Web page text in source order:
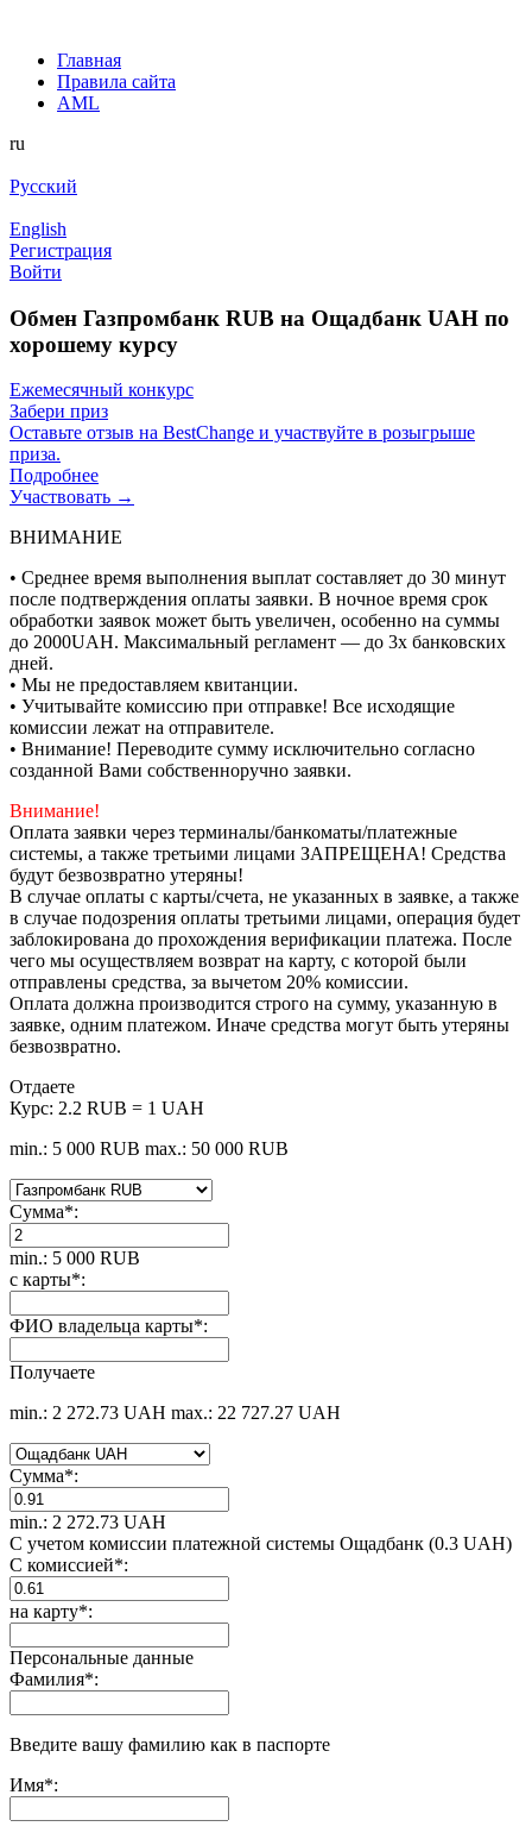
Главная
Правила сайта
AML
ru
Русский
English
Регистрация
Войти
Обмен Газпромбанк RUB на Ощадбанк UAH по
хорошему курсу
Ежемесячный конкурс
Забери приз
Оставьте отзыв на BestChange и участвуйте в розыгрыше
приза.
Подробнее
Участвовать →
ВНИМАНИЕ
• Среднее время выполнения выплат составляет до 30 минут
после подтверждения оплаты заявки. В ночное время срок
обработки заявок может быть увеличен, особенно на суммы
до 2000UAH. Максимальный регламент — до 3х банковских
дней.
• Мы не предоставляем квитанции.
• Учитывайте комиссию при отправке! Все исходящие
комиссии лежат на отправителе.
• Внимание! Переводите сумму исключительно согласно
созданной Вами собственноручно заявки.
Внимание!
Оплата заявки через терминалы/банкоматы/платежные
системы, а также третьими лицами ЗАПРЕЩЕНА! Средства
будут безвозвратно утеряны!
В случае оплаты с карты/счета, не указанных в заявке, а также
в случае подозрения оплаты третьими лицами, операция будет
заблокирована до прохождения верификации платежа. После
чего мы осуществляем возврат на карту, с которой были
отправлены средства, за вычетом 20% комиссии.
Оплата должна производится строго на сумму, указанную в
заявке, одним платежом. Иначе средства могут быть утеряны
безвозвратно.
Отдаете
Курс: 2.2 RUB = 1 UAH
min.: 5 000 RUB max.: 50 000 RUB
Сумма*:
min.: 5 000 RUB
с карты*:
ФИО владельца карты*:
Получаете
min.: 2 272.73 UAH max.: 22 727.27 UAH
Сумма*:
min.: 2 272.73 UAH
С учетом комиссии платежной системы Ощадбанк (0.3 UAH)
С комиссией*:
на карту*:
Персональные данные
Фамилия*:
Введите вашу фамилию как в паспорте
Имя*: